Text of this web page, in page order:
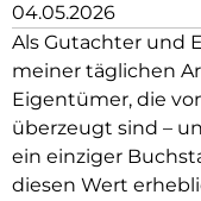
04.05.2026
Als Gutachter und
meiner täglichen
Eigentümer, die
überzeugt sind –
ein einziger
diesen Wert